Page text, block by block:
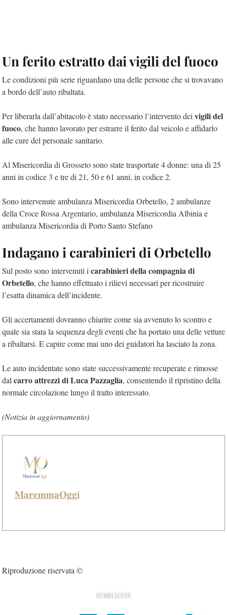
Un ferito estratto dai vigili del fuoco
Le condizioni più serie riguardano una delle persone che si trovavano
a bordo dell’auto ribaltata.
Per liberarla dall’abitacolo è stato necessario l’intervento dei vigili del
fuoco, che hanno lavorato per estrarre il ferito dal veicolo e affidarlo
alle cure del personale sanitario.
Al Misericordia di Grosseto sono state trasportate 4 donne: una di 25
anni in codice 3 e tre di 21, 50 e 61 anni, in codice 2.
Sono intervenute ambulanza Misericordia Orbetello, 2 ambulanze
della Croce Rossa Argentario, ambulanza Misericordia Albinia e
ambulanza Misericordia di Porto Santo Stefano
Indagano i carabinieri di Orbetello
Sul posto sono intervenuti i carabinieri della compagnia di
Orbetello, che hanno effettuato i rilievi necessari per ricostruire
l’esatta dinamica dell’incidente.
Gli accertamenti dovranno chiarire come sia avvenuto lo scontro e
quale sia stata la sequenza degli eventi che ha portato una delle vetture
a ribaltarsi. E capire come mai uno dei guidatori ha lasciato la zona.
Le auto incidentate sono state successivamente recuperate e rimosse
dal carro attrezzi di Luca Pazzaglia, consentendo il ripristino della
normale circolazione lungo il tratto interessato.
(Notizia in aggiornamento)
MaremmaOggi
Riproduzione riservata ©
PUBBLICITÀ